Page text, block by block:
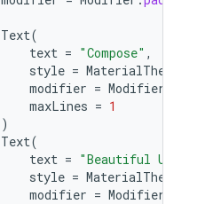
Text(
text = "Compose" ,
style = MaterialTheme
modifier = Modifier
maxLines = 1
)
Text(
text = "Beautiful UIs on
style = MaterialTheme
modifier = Modifier